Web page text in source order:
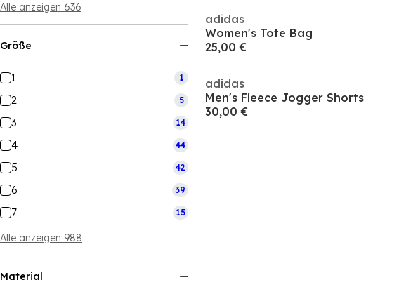
Alle anzeigen 636
Größe
1 1
2 5
3 14
4 44
5 42
6 39
7 15
Alle anzeigen 988
Material
adidas
Women's Tote Bag
25,00 €
adidas
Men's Fleece Jogger Shorts
30,00 €